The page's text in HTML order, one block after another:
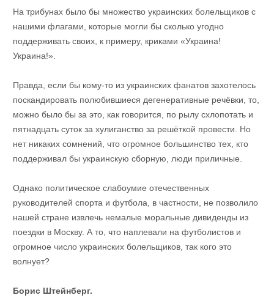
На трибунах было бы множество украинских болельщиков с
нашими флагами, которые могли бы сколько угодно
поддерживать своих, к примеру, криками «Украина!
Украина!».
Правда, если бы кому-то из украинских фанатов захотелось
поскандировать полюбившиеся дегенеративные речёвки, то,
можно было бы за это, как говорится, по рылу схлопотать и
пятнадцать суток за хулиганство за решёткой провести. Но
нет никаких сомнений, что огромное большинство тех, кто
поддерживал бы украинскую сборную, люди приличные.
Однако политическое слабоумие отечественных
руководителей спорта и футбола, в частности, не позволило
нашей стране извлечь немалые моральные дивиденды из
поездки в Москву. А то, что наплевали на футболистов и
огромное число украинских болельщиков, так кого это
волнует?
Борис Штейнберг.